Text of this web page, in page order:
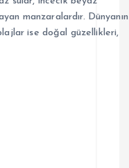
manzaralardır. Dünyanın
ise doğal güzellikleri,